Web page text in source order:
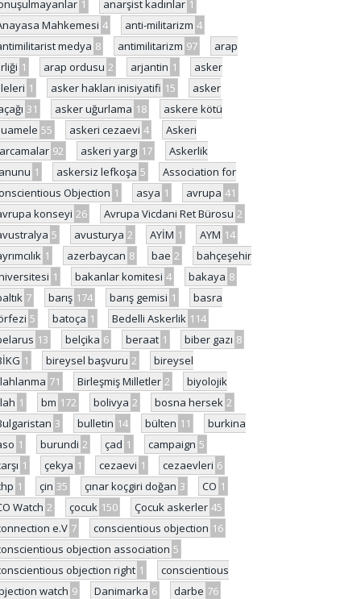
1 anarşist kadınlar 1
Mahkemesi 4 anti-militarizm 4
medya 8 antimilitarizm 97
arap
1 arap ordusu 2 arjantin 1
asker
1 asker hakları inisiyatifi 15
asker
31 asker uğurlama 18
askere kötü
55 askeri cezaevi 4
Askeri
92 askeri yargı 17
Askerlik
1 askersiz lefkoşa 5
Association for
Objection 1 asya 1 avrupa 41
konseyi 26 Avrupa Vicdani Ret Bürosu 2
5 avusturya 2 AYİM 1 AYM 14
1 azerbaycan 8 bae 2
bahçeşehir
1 bakanlar komitesi 4 bakaya 8
7 barış 174 barış gemisi 1
basra
5 batoça 1 Bedelli Askerlik 114
13 belçika 6 beraat 1 biber gazı 8
1 bireysel başvuru 2
bireysel
71 Birleşmiş Milletler 2
biyolojik
1 bm 172 bolivya 2 bosna hersek 2
3 bulletin 14 bülten 11
burkina
1 burundi 2 çad 1 campaign 5
1 çekya 1 cezaevi 1 cezaevleri 6
1 çin 35 çınar koçgiri doğan 3 CO 1
Watch 2 çocuk 150 Çocuk askerler 45
e.V 7 conscientious objection 16
objection association 5
objection right 1
conscientious
watch 9 Danimarka 6 darbe 76